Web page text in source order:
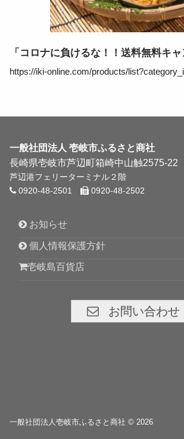
「コロナに負けるな！！送料無料キャ
https://iki-online.com/products/
一般社団法人 壱岐市ふるさと商社
長崎県壱岐市芦辺町箱崎中山触2575-22
芦辺港フェリーターミナル２階
0920-48-2501
0920-48-2502
お知らせ
個人情報保護方針
壱岐島百貨店
お問い合わせ
一般社団法人壱岐市ふるさと商社 © 2026